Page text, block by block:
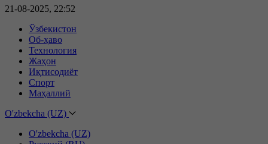
21-08-2025, 22:52
Ўзбекистон
Об-ҳаво
Технология
Жаҳон
Иқтисодиёт
Спорт
Маҳаллий
O'zbekcha (UZ)
O'zbekcha (UZ)